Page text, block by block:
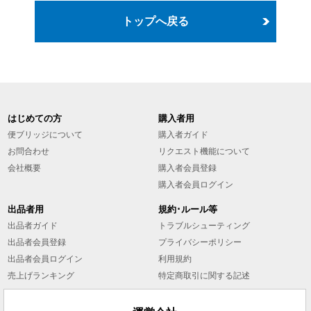
トップへ戻る
はじめての方
便ブリッジについて
お問合わせ
会社概要
購入者用
購入者ガイド
リクエスト機能について
購入者会員登録
購入者会員ログイン
出品者用
出品者ガイド
出品者会員登録
出品者会員ログイン
売上げランキング
規約･ルール等
トラブルシューティング
プライバシーポリシー
利用規約
特定商取引に関する記述